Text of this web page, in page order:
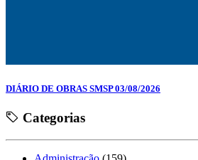
DIÁRIO DE OBRAS SMSP 03/08/2026
Categorias